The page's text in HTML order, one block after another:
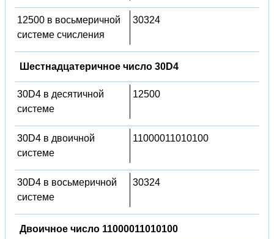
12500 в восьмеричной
системе счисления
30324
Шестнадцатеричное число 30D4
30D4 в десятичной
системе
12500
30D4 в двоичной
системе
11000011010100
30D4 в восьмеричной
системе
30324
Двоичное число 11000011010100